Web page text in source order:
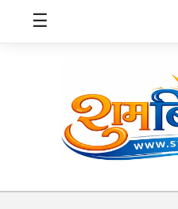
स्वास्थ्य
☰